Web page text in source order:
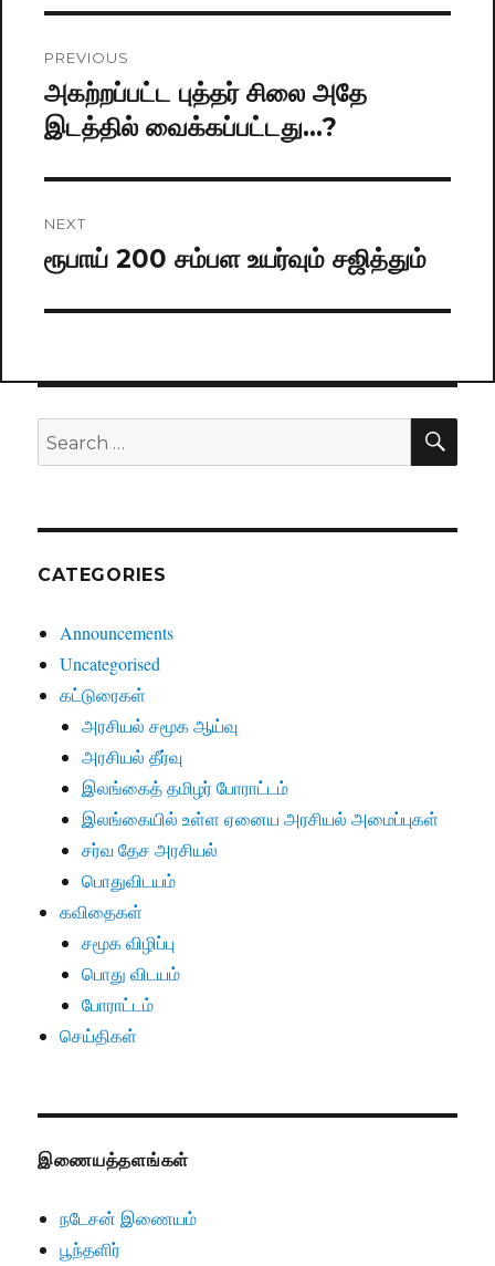
navigation
PREVIOUS
Previous
post:
அகற்றப்பட்ட புத்தர் சிலை அதே
இடத்தில் வைக்கப்பட்டது…?
NEXT
Next
ரூபாய் 200 சம்பள உயர்வும் சஜித்தும்
Search
for:
CATEGORIES
Announcements
Uncategorised
கட்டுரைகள்
அரசியல் சமூக ஆய்வு
அரசியல் தீர்வு
இலங்கைத் தமிழர் போராட்டம்
இலங்கையில் உள்ள ஏனைய அரசியல் அமைப்புகள்
சர்வ தேச அரசியல்
பொதுவிடயம்
கவிதைகள்
சமூக விழிப்பு
பொது விடயம்
போராட்டம்
செய்திகள்
இணையத்தளங்கள்
நடேசன் இணையம்
பூந்தளிர்